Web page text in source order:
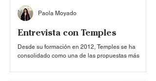
Entrevista con Temples
Desde su formación en 2012, Temples se ha
consolidado como una de las propuestas más
El cuarteto originario de Kettering, Reino Unido,
Paola Moyado